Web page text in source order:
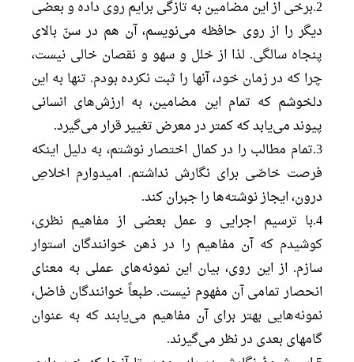
2.برخی از این مضامین به تازگی برایم روی داده و بعضی
دیگر را از روی حافظه می‌نویسم، آن هم در سنّ بالای
پنجاه سالگی. لذا از خلل و سهو و نقصان خالی نیست،
چرا که در زمان خود، آنها را ثبت نکرده بودم. تنها به این
دلخوشم که تمام این مضامین، به ارزش‌های انسانی
پیوند می‌یابد که کمتر در معرض تغییر قرار می‌گیرد.
3.تمام مطالب را در کمال اختصار نوشتم، به دلیل اینکه
فرصت خاصّی برای نگارش نداشتم. امیدوارم اخلاصِ
درون، ایجاز نوشته‌ها را جبران کند.
4.با ترسیم اجرایی و عمل بعضی از مفاهیم نظری،
کوشیدم که آن مفاهیم را در ذهن خوانندگان استوار
سازم. از این روی، بیان این نمونه‌های عملی به معنای
انحصار تمامی آن مفهوم نیست. طبعاً خوانندگان فاضل،
نمونه‌هایی بهتر برای آن مفاهیم می‌یابند که به عنوان
گامهای بعدی در نظر می‌گیرند.